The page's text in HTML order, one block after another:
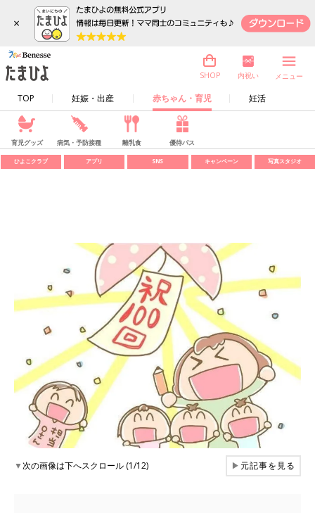
×
TOP 妊娠・出産 赤ちゃん・育児 妊活
SHOP 内祝い メニュー
育児グッズ 病気・予防接種 離乳食 優待パス
ひよこクラブ アプリ SNS キャンペーン 写真スタジオ
▼次の画像は下へスクロール (1/12) ▶元記事を見る